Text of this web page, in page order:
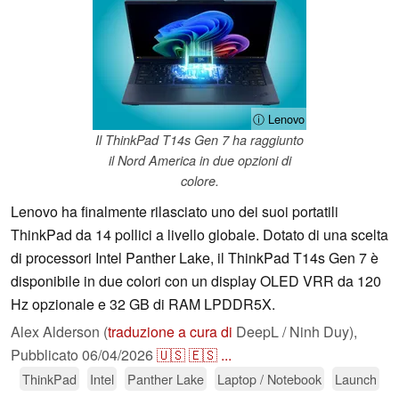
ⓘ Lenovo
Il ThinkPad T14s Gen 7 ha raggiunto
il Nord America in due opzioni di
colore.
Lenovo ha finalmente rilasciato uno dei suoi portatili
ThinkPad da 14 pollici a livello globale. Dotato di una scelta
di processori Intel Panther Lake, il ThinkPad T14s Gen 7 è
disponibile in due colori con un display OLED VRR da 120
Hz opzionale e 32 GB di RAM LPDDR5X.
Alex Alderson (traduzione a cura di DeepL / Ninh Duy),
Pubblicato 06/04/2026🇺🇸🇪🇸 ...
ThinkPad Intel Panther Lake Laptop / Notebook Launch